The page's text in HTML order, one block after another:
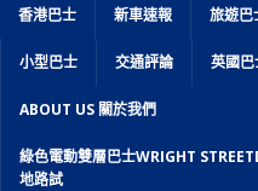
香港巴士 新車速報 旅遊巴
小型巴士 交通評論 英國巴
ABOUT US 關於我們
綠色電動雙層巴士WRIGHT
地路試